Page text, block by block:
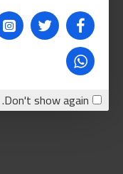
Don't show again.